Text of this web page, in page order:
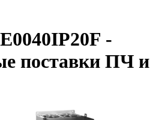
-
поставки ПЧ и